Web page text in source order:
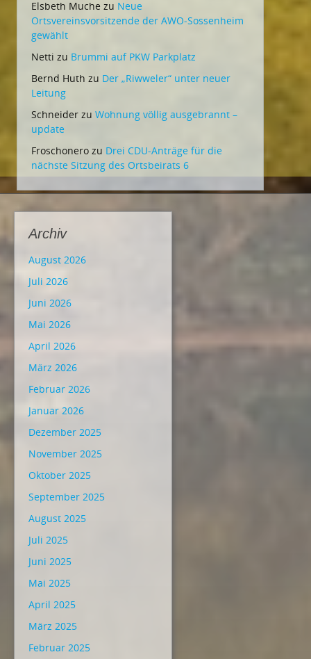
Elsbeth Muche zu Neue
Ortsvereinsvorsitzende der AWO-Sossenheim
gewählt
Netti zu Brummi auf PKW Parkplatz
Bernd Huth zu Der „Riwweler“ unter neuer
Leitung
Schneider zu Wohnung völlig ausgebrannt –
update
Froschonero zu Drei CDU-Anträge für die
nächste Sitzung des Ortsbeirats 6
Archiv
August 2026
Juli 2026
Juni 2026
Mai 2026
April 2026
März 2026
Februar 2026
Januar 2026
Dezember 2025
November 2025
Oktober 2025
September 2025
August 2025
Juli 2025
Juni 2025
Mai 2025
April 2025
März 2025
Februar 2025